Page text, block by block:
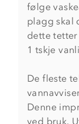
følge
plagg skal
dette
1 tskje
De fleste
Denne
ved bruk.